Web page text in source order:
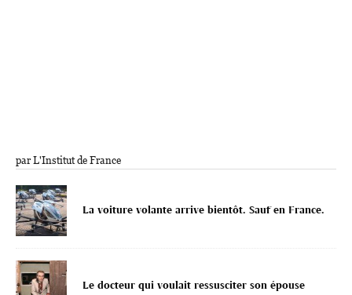
par L'Institut de France
La voiture volante arrive bientôt. Sauf en France.
Le docteur qui voulait ressusciter son épouse